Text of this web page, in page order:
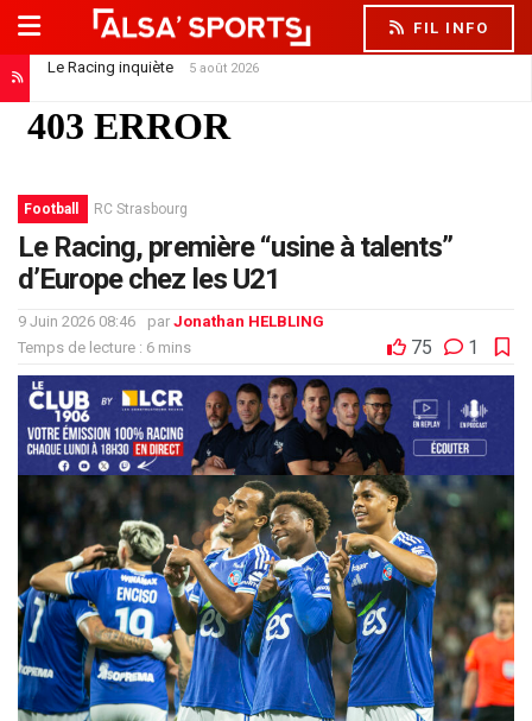
FIL INFO
Le Racing inquiète 5 août 2026
Football RC Strasbourg
Le Racing, première “usine à talents”
d’Europe chez les U21
9 Juin 2026 08:46 par Jonathan HELBLING
Temps de lecture : 6 mins
75 1